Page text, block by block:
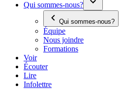
Qui sommes-nous?
Qui sommes-nous?
Équipe
Nous joindre
Formations
Voir
Écouter
Lire
Infolettre